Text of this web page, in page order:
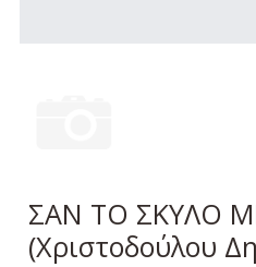
ΣΑΝ ΤΟ ΣΚΥΛΟ
(Χριστοδούλου